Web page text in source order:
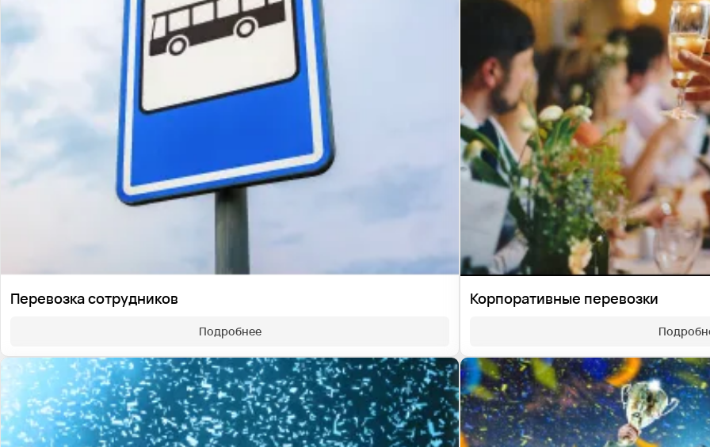
Перевозка сотрудников
Подробнее
Корпоративные перевозки